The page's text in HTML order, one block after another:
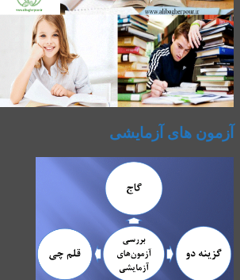
آزمون های آزمایشی